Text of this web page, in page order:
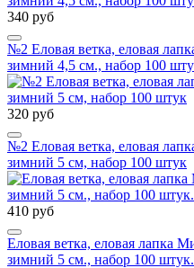
340 руб
№2 Еловая ветка, еловая
зимний 4,5 см., набор 100
320 руб
№2 Еловая ветка, еловая
зимний 5 см, набор 100 штук
410 руб
Еловая ветка, еловая лапка
зимний 5 см., набор 100 штук.